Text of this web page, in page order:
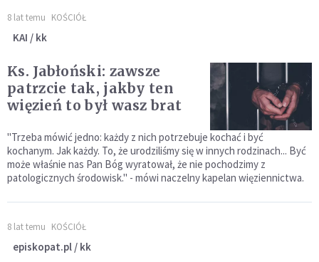
8 lat temu KOŚCIÓŁ
KAI / kk
Ks. Jabłoński: zawsze
patrzcie tak, jakby ten
więzień to był wasz brat
"Trzeba mówić jedno: każdy z nich potrzebuje kochać i być
kochanym. Jak każdy. To, że urodziliśmy się w innych rodzinach... Być
może właśnie nas Pan Bóg wyratował, że nie pochodzimy z
patologicznych środowisk." - mówi naczelny kapelan więziennictwa.
8 lat temu KOŚCIÓŁ
episkopat.pl / kk